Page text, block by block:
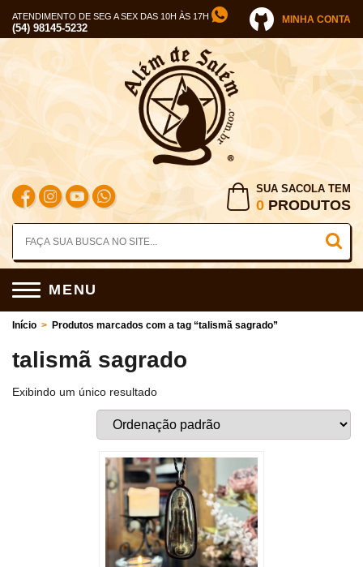
ATENDIMENTO DE SEG A SEX DAS 10H ÀS 17H
(54) 98145-5232
MINHA CONTA
SUA SACOLA TEM
0 PRODUTOS
MENU
Início > Produtos marcados com a tag “talismã sagrado”
talismã sagrado
Exibindo um único resultado